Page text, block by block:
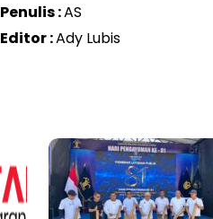
Penulis :AS
Editor :Ady Lubis